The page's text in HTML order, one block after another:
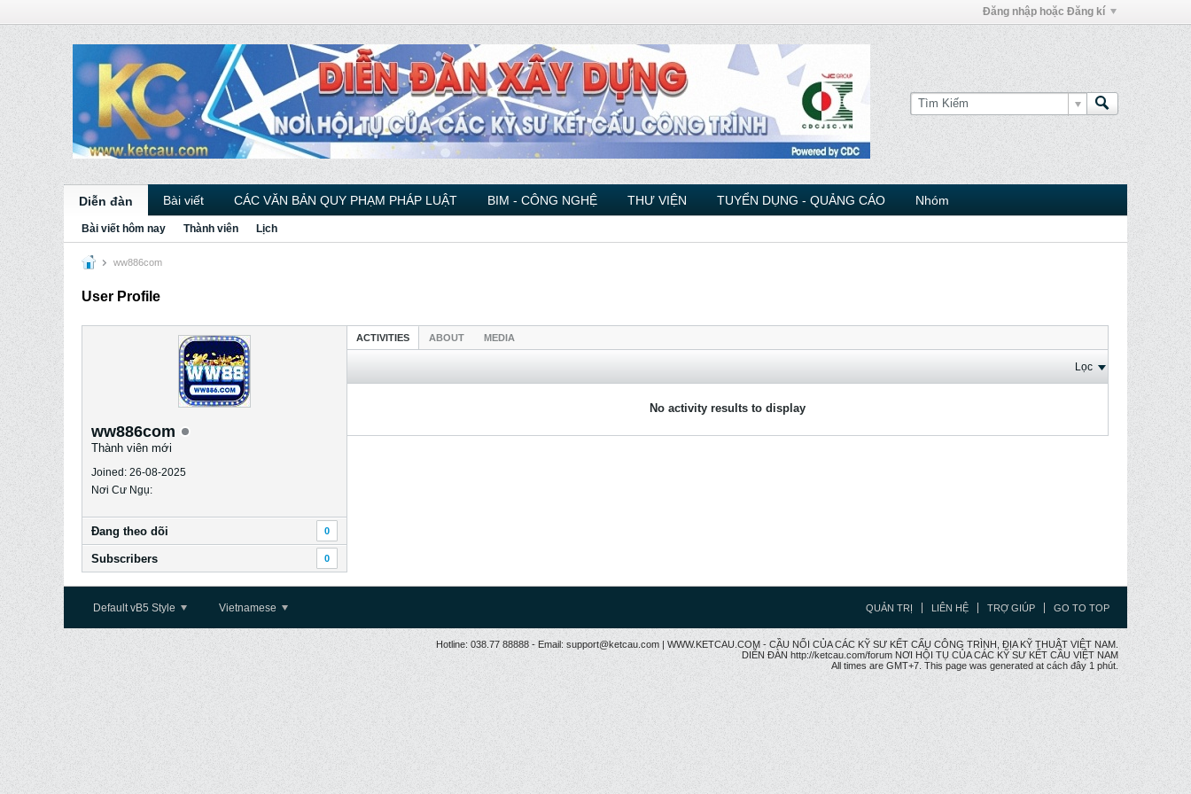
Đăng nhập hoặc Đăng kí
Diễn đàn Bài viết CÁC VĂN BẢN QUY PHẠM PHÁP LUẬT BIM - CÔNG NGHỆ THƯ VIỆN TUYỂN DỤNG - QUẢNG CÁO Nhóm
Bài viết hôm nay Thành viên Lịch
ww886com
User Profile
ww886com
Thành viên mới
Joined: 26-08-2025
Nơi Cư Ngụ:
Ðang theo dõi 0
Subscribers 0
ACTIVITIES ABOUT MEDIA
Lọc
No activity results to display
Default vB5 Style Vietnamese QUẢN TRỊ LIÊN HỆ TRỢ GIÚP GO TO TOP
Hotline: 038.77 88888 - Email: support@ketcau.com | WWW.KETCAU.COM - CẦU NỐI CỦA CÁC KỸ SƯ KẾT CẤU CÔNG TRÌNH, ĐỊA KỸ THUẬT VIỆT NAM.
DIỄN ĐÀN http://ketcau.com/forum NƠI HỘI TỤ CỦA CÁC KỸ SƯ KẾT CÂU VIỆT NAM
All times are GMT+7. This page was generated at cách đây 1 phút.